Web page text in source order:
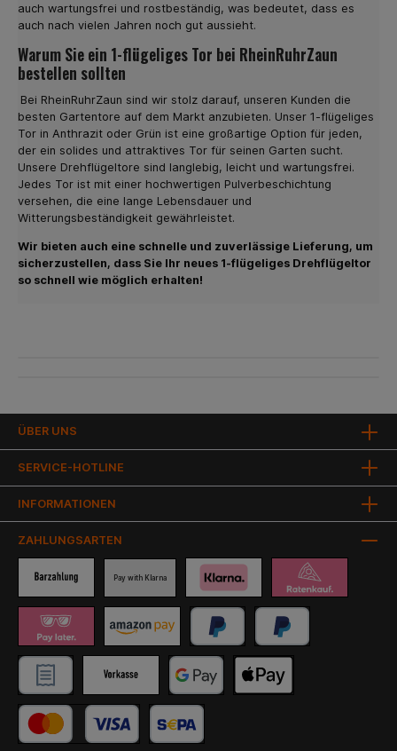
auch wartungsfrei und rostbeständig, was bedeutet, dass es
auch nach vielen Jahren noch gut aussieht.
Warum Sie ein 1-flügeliges Tor bei RheinRuhrZaun
bestellen sollten
Bei RheinRuhrZaun sind wir stolz darauf, unseren Kunden die
besten Gartentore auf dem Markt anzubieten. Unser 1-flügeliges
Tor in Anthrazit oder Grün ist eine großartige Option für jeden,
der ein solides und attraktives Tor für seinen Garten sucht.
Unsere Drehflügeltore sind langlebig, leicht und wartungsfrei.
Jedes Tor ist mit einer hochwertigen Pulverbeschichtung
versehen, die eine lange Lebensdauer und
Witterungsbeständigkeit gewährleistet.
Wir bieten auch eine schnelle und zuverlässige Lieferung, um
sicherzustellen, dass Sie Ihr neues 1-flügeliges Drehflügeltor
so schnell wie möglich erhalten!
ÜBER UNS
INFORMATIONEN
SERVICE-HOTLINE
ZAHLUNGSARTEN
Pay with Klarna